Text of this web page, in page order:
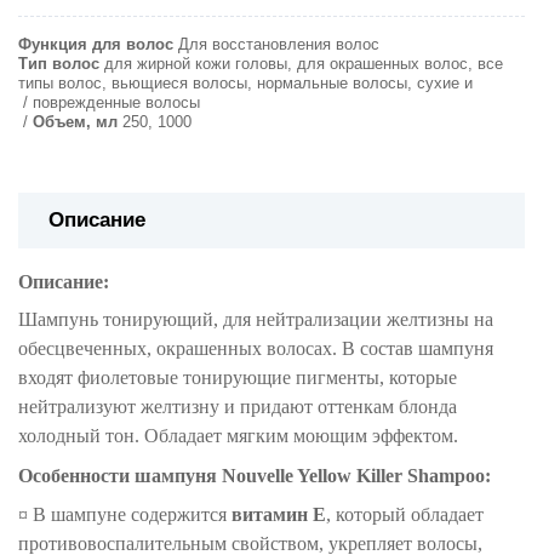
Функция для волос Для восстановления волос
Тип волос для жирной кожи головы, для окрашенных волос, все
типы волос, вьющиеся волосы, нормальные волосы, сухие и
поврежденные волосы
Объем, мл 250, 1000
Описание
Описание:
Шампунь тонирующий, для нейтрализации желтизны на
обесцвеченных, окрашенных волосах. В состав шампуня
входят фиолетовые тонирующие пигменты, которые
нейтрализуют желтизну и придают оттенкам блонда
холодный тон. Обладает мягким моющим эффектом.
Особенности шампуня Nouvelle Yellow Killer Shampoo:
¤ В шампуне содержится витамин Е, который обладает
противовоспалительным свойством, укрепляет волосы,